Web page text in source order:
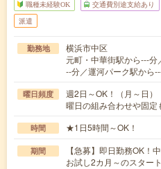
職種未経験OK 交通費別途支給あり
派遣
勤務地
横浜市中区
元町・中華街駅から---
--分／運河パーク駅から
曜日頻度
週2日～OK！（月～日
曜日の組み合わせや固定
時間 ★1日5時間～OK！
期間
【急募】即日勤務OK
お試し2カ月～のスター